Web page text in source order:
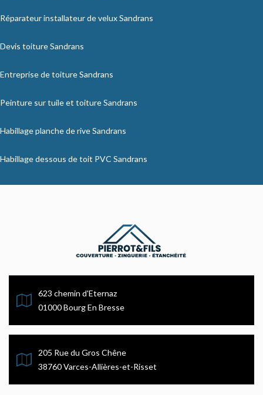
Réparateur installateur de velux Sandrans
Devis toiture Sandrans
Entreprise de toiture Sandrans
Peinture sur tuile et toiture Sandrans
Habillage planche de rive Sandrans
Habillage dessous de toit PVC Sandrans
623 chemin d'Eternaz
01000 Bourg En Bresse
205 Rue du Gros Chêne
38760 Varces-Allières-et-Risset